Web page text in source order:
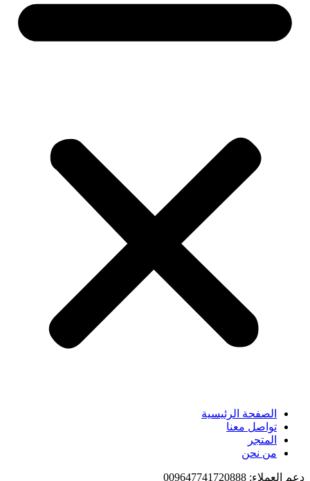
الصفحة الرئيسية
تواصل معنا
المتجر
من نحن
دعم العملاء: 009647741720888